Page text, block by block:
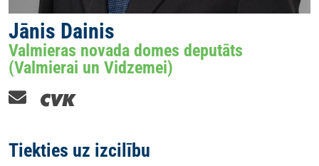
Jānis Dainis
Valmieras novada domes deputāts
(Valmierai un Vidzemei)
Tiekties uz izcilību